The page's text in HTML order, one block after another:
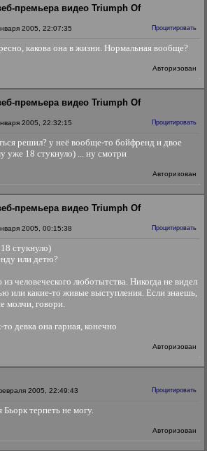
премьера видео Triumph Of
2005, 22:07:35 Процитировать
какова она в жизни. Нормальная вообще?
Авторизован
премьера видео Triumph Of
2005, 22:32:15 Процитировать
решил? у неё вообще-то бойфренд и двое
уже 18 стукнуло) ... ну смотри
Авторизован
премьера видео Triumph Of
2005, 00:15:38 Процитировать
стукнуло)
или детю?
человеческого люботытства. Никогда не видел
или какие-то живые выступления. Если знаешь,
молчи, говори.
то девка она гарная, конечно
Авторизован
2005, 22:49:43 Процитировать
Бьорк терпеть не могу.
Авторизован